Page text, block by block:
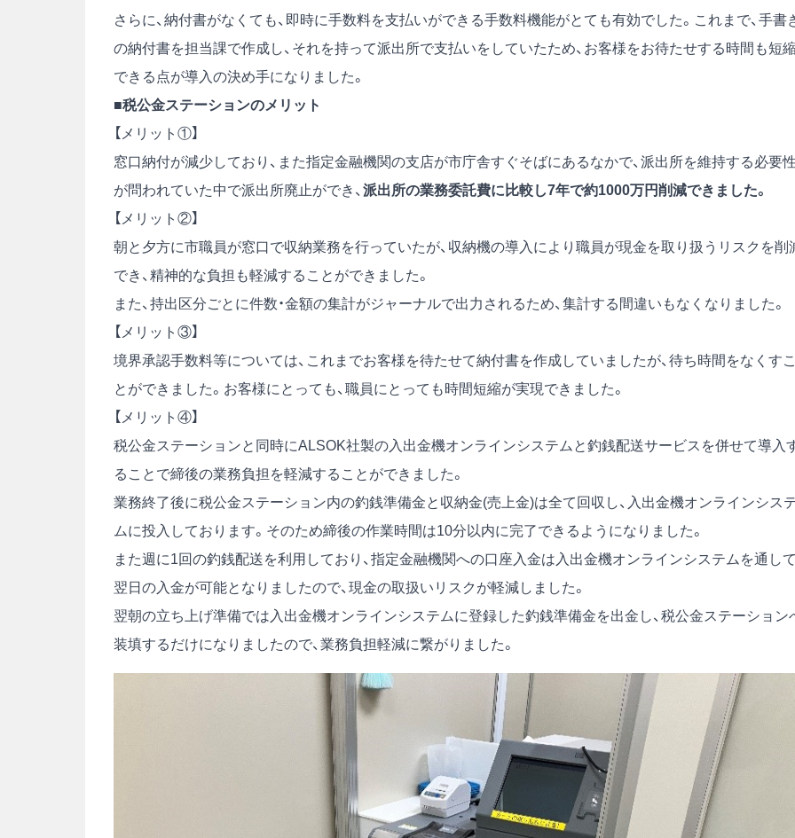
さらに、納付書がなくても、即時に手数料を支払いができる手数料機能がとても有効でした。これまで、手書
の納付書を担当課で作成し、それを持って派出所で支払いをしていたため、お客様をお待たせする時間も短
できる点が導入の決め手になりました。
■税公金ステーションのメリット
【メリット①】
窓口納付が減少しており、また指定金融機関の支店が市庁舎すぐそばにあるなかで、派出所を維持する必要
が問われていた中で派出所廃止ができ、 派出所の業務委託費に比較し7年で約1000万円削減できました。
【メリット②】
朝と夕方に市職員が窓口で収納業務を行っていたが、収納機の導入により職員が現金を取り扱うリスクを削
でき、精神的な負担も軽減することができました。
また、持出区分ごとに件数・金額の集計がジャーナルで出力されるため、集計する間違いもなくなりました。
【メリット③】
境界承認手数料等については、これまでお客様を待たせて納付書を作成していましたが、待ち時間をなくす
とができました。お客様にとっても、職員にとっても時間短縮が実現できました。
【メリット④】
税公金ステーションと同時にALSOK社製の入出金機オンラインシステムと釣銭配送サービスを併せて導入
ることで締後の業務負担を軽減することができました。
業務終了後に税公金ステーション内の釣銭準備金と収納金(売上金)は全て回収し、入出金機オンラインシス
ムに投入しております。そのため締後の作業時間は10分以内に完了できるようになりました。
また週に1回の釣銭配送を利用しており、指定金融機関への口座入金は入出金機オンラインシステムを通し
翌日の入金が可能となりましたので、現金の取扱いリスクが軽減しました。
翌朝の立ち上げ準備では入出金機オンラインシステムに登録した釣銭準備金を出金し、税公金ステーション
装填するだけになりましたので、業務負担軽減に繋がりました。